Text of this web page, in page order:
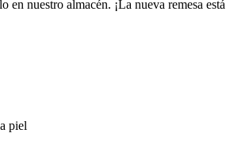
en nuestro almacén. ¡La nueva remesa
piel